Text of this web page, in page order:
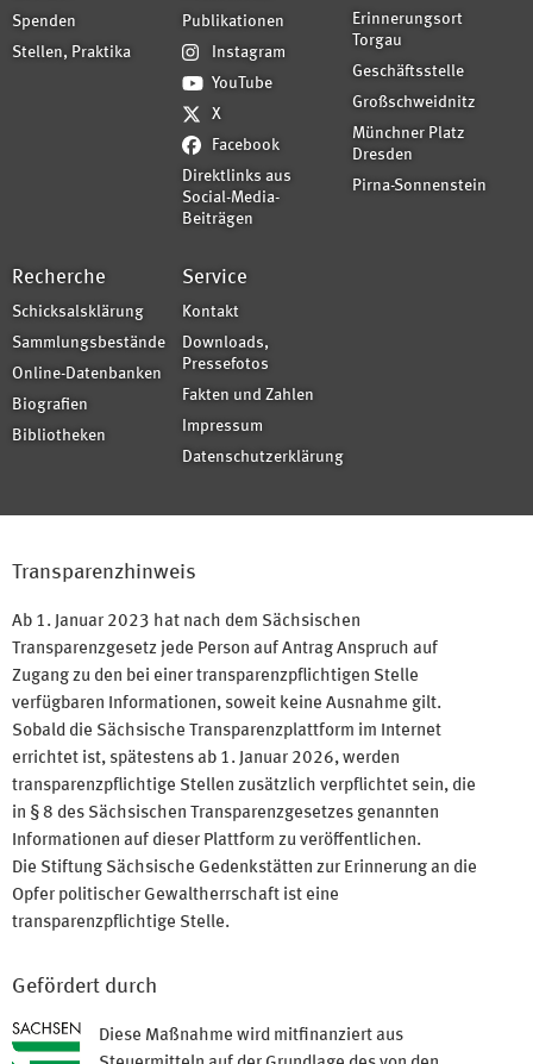
Spenden
Stellen, Praktika
Publikationen
Instagram
YouTube
X
Facebook
Direktlinks aus
Social-Media-
Beiträgen
Erinnerungsort
Torgau
Geschäftsstelle
Großschweidnitz
Münchner Platz
Dresden
Pirna-Sonnenstein
Recherche
Schicksalsklärung
Sammlungsbestände
Online-Datenbanken
Biografien
Bibliotheken
Service
Kontakt
Downloads,
Pressefotos
Fakten und Zahlen
Impressum
Datenschutzerklärung
Transparenzhinweis
Ab 1. Januar 2023 hat nach dem Sächsischen
Transparenzgesetz jede Person auf Antrag Anspruch auf
Zugang zu den bei einer transparenzpflichtigen Stelle
verfügbaren Informationen, soweit keine Ausnahme gilt.
Sobald die Sächsische Transparenzplattform im Internet
errichtet ist, spätestens ab 1. Januar 2026, werden
transparenzpflichtige Stellen zusätzlich verpflichtet sein, die
in § 8 des Sächsischen Transparenzgesetzes genannten
Informationen auf dieser Plattform zu veröffentlichen.
Die Stiftung Sächsische Gedenkstätten zur Erinnerung an die
Opfer politischer Gewaltherrschaft ist eine
transparenzpflichtige Stelle.
Gefördert durch
Diese Maßnahme wird mitfinanziert aus